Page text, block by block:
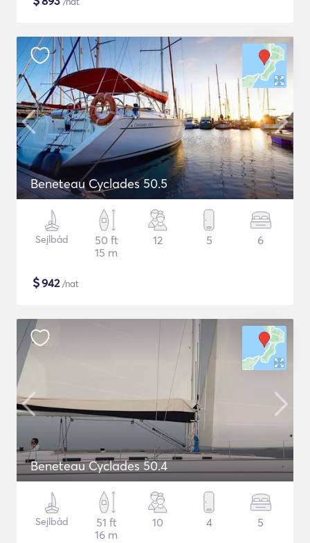
Beneteau Cyclades 50.5
Sejlbåd
50 ft
15 m
12 5 6
$942/nat
Beneteau Cyclades 50.4
Sejlbåd
51 ft
16 m
10 4 5